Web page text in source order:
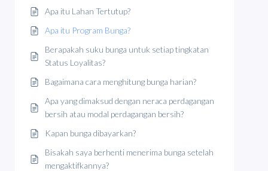
Apa itu Lahan Tertutup?
Apa itu Program Bunga?
Berapakah suku bunga untuk setiap tingkatan
Status Loyalitas?
Bagaimana cara menghitung bunga harian?
Apa yang dimaksud dengan neraca perdagangan
bersih atau modal perdagangan bersih?
Kapan bunga dibayarkan?
Bisakah saya berhenti menerima bunga setelah
mengaktifkannya?